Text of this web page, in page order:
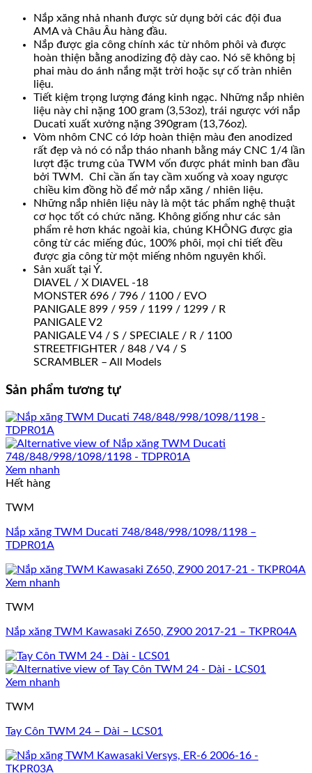
Nắp xăng nhả nhanh được sử dụng bởi các đội đua
AMA và Châu Âu hàng đầu.
Nắp được gia công chính xác từ nhôm phôi và được
hoàn thiện bằng anodizing độ dày cao. Nó sẽ không bị
phai màu do ánh nắng mặt trời hoặc sự cố tràn nhiên
liệu.
Tiết kiệm trọng lượng đáng kinh ngạc. Những nắp nhiên
liệu này chỉ nặng 100 gram (3,53oz), trái ngược với nắp
Ducati xuất xưởng nặng 390gram (13,76oz).
Vòm nhôm CNC có lớp hoàn thiện màu đen anodized
rất đẹp và nó có nắp tháo nhanh bằng máy CNC 1/4 lần
lượt đặc trưng của TWM vốn được phát minh ban đầu
bởi TWM. Chỉ cần ấn tay cầm xuống và xoay ngược
chiều kim đồng hồ để mở nắp xăng / nhiên liệu.
Những nắp nhiên liệu này là một tác phẩm nghệ thuật
cơ học tốt có chức năng. Không giống như các sản
phẩm rẻ hơn khác ngoài kia, chúng KHÔNG được gia
công từ các miếng đúc, 100% phôi, mọi chi tiết đều
được gia công từ một miếng nhôm nguyên khối.
Sản xuất tại Ý.
DIAVEL / X DIAVEL -18
MONSTER 696 / 796 / 1100 / EVO
PANIGALE 899 / 959 / 1199 / 1299 / R
PANIGALE V2
PANIGALE V4 / S / SPECIALE / R / 1100
STREETFIGHTER / 848 / V4 / S
SCRAMBLER – All Models
Sản phẩm tương tự
Xem nhanh
Hết hàng
TWM
Nắp xăng TWM Ducati 748/848/998/1098/1198 –
TDPR01A
Xem nhanh
TWM
Nắp xăng TWM Kawasaki Z650, Z900 2017-21 – TKPR04A
Xem nhanh
TWM
Tay Côn TWM 24 – Dài – LCS01